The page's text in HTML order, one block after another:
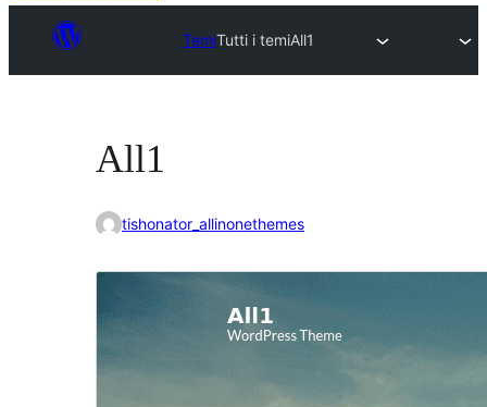
TemiTutti i temiAll1
All1
tishonator_allinonethemes